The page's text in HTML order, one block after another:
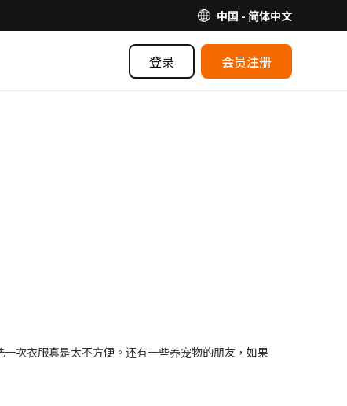
中国 - 简体中文
登录 会员注册
次衣服真是太不方便。还有一些养宠物的朋友，如果